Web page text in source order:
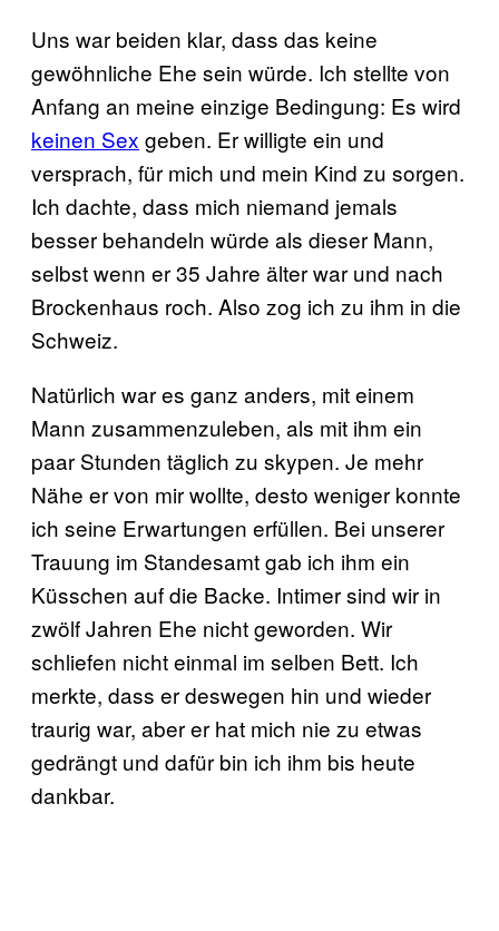
Uns war beiden klar, dass das keine
gewöhnliche Ehe sein würde. Ich stellte von
Anfang an meine einzige Bedingung: Es wird
keinen Sex geben. Er willigte ein und
versprach, für mich und mein Kind zu sorgen.
Ich dachte, dass mich niemand jemals
besser behandeln würde als dieser Mann,
selbst wenn er 35 Jahre älter war und nach
Brockenhaus roch. Also zog ich zu ihm in die
Schweiz.
Natürlich war es ganz anders, mit einem
Mann zusammenzuleben, als mit ihm ein
paar Stunden täglich zu skypen. Je mehr
Nähe er von mir wollte, desto weniger konnte
ich seine Erwartungen erfüllen. Bei unserer
Trauung im Standesamt gab ich ihm ein
Küsschen auf die Backe. Intimer sind wir in
zwölf Jahren Ehe nicht geworden. Wir
schliefen nicht einmal im selben Bett. Ich
merkte, dass er deswegen hin und wieder
traurig war, aber er hat mich nie zu etwas
gedrängt und dafür bin ich ihm bis heute
dankbar.